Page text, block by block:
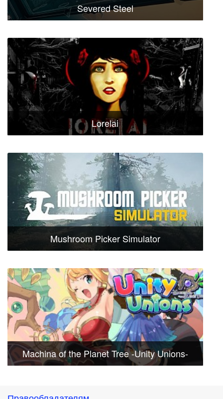
Severed Steel
Lorelai
Mushroom Picker Simulator
Machina of the Planet Tree -Unity Unions-